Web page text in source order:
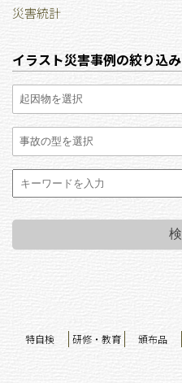
災害統計
イラスト災害事例の絞り込み
特自検 研修・教育 頒布品